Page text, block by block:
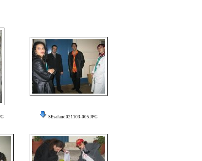
SEsalaud021103-005.JPG